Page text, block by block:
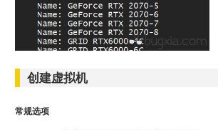
创建虚拟机
常规选项